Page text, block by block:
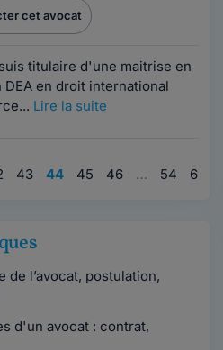
cet avocat
titulaire d'une maitrise en
en droit international
Lire la suite
43 44 45 46 … 54 69
l’avocat, postulation,
d'un avocat : contrat,